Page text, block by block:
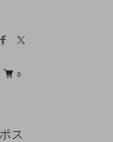
0
ス